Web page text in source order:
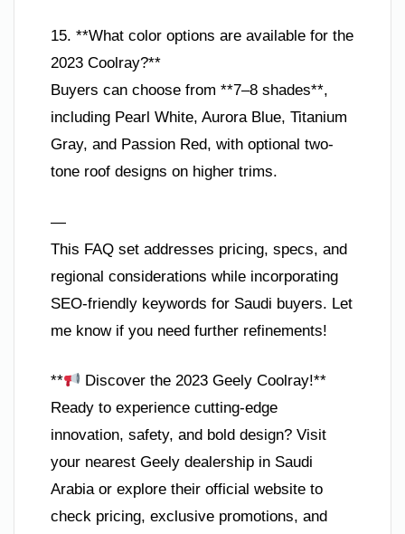
15. **What color options are available for the
2023 Coolray?**
Buyers can choose from **7–8 shades**,
including Pearl White, Aurora Blue, Titanium
Gray, and Passion Red, with optional two-
tone roof designs on higher trims.
—
This FAQ set addresses pricing, specs, and
regional considerations while incorporating
SEO-friendly keywords for Saudi buyers. Let
me know if you need further refinements!
**
Discover the 2023 Geely Coolray!**
Ready to experience cutting-edge
innovation, safety, and bold design? Visit
your nearest Geely dealership in Saudi
Arabia or explore their official website to
check pricing, exclusive promotions, and